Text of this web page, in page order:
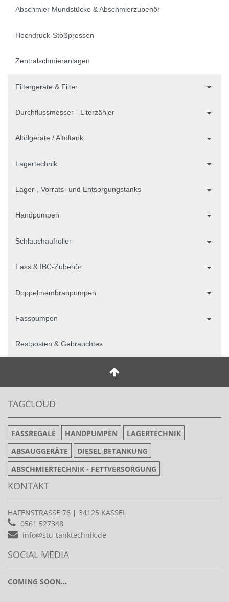
Abschmier Mundstücke & Abschmierzubehör
Hochdruck-Stoßpressen
Zentralschmieranlagen
Filtergeräte & Filter
Durchflussmesser - Literzähler
Altölgeräte / Altöltank
Lagertechnik
Lager-, Vorrats- und Entsorgungstanks
Handpumpen
Schlauchaufroller
Fass & IBC-Zubehör
Doppelmembranpumpen
Fasspumpen
Restposten & Gebrauchtes
TAGCLOUD
FASSREGALE HANDPUMPEN
LAGERTECHNIK
ABSAUGGERÄTE
DIESEL BETANKUNG
ABSCHMIERTECHNIK - FETTVERSORGUNG
KONTAKT
HAFENSTRASSE 76 | 34125 KASSEL
0561 527348
info@stu-tanktechnik.de
SOCIAL MEDIA
COMING SOON...